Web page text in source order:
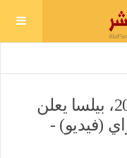
ضحية جديدة لمونديال 2026، بيلسا يعلن
(فيديو) -